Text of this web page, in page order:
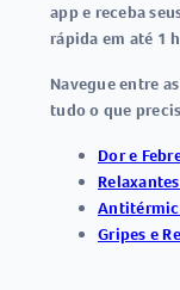
app e receba
rápida em até 1
Navegue entre
tudo o que
Dor e
Gripes e